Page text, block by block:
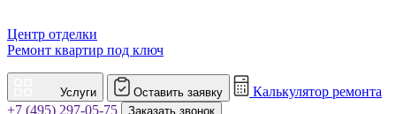
Центр отделки
Ремонт квартир под ключ
Услуги Оставить заявку
Калькулятор ремонта
+7 (495) 297-05-75
Заказать звонок